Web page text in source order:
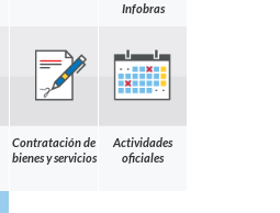
Infobras
Contratación de
bienes y servicios
Actividades
oficiales